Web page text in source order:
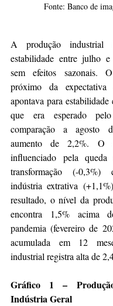
Fonte: Banco de
A produção
estabilidade entre julho
sem efeitos sazonais.
próximo da
apontava para
que era esperado
comparação a agosto
aumento de 2,2%. O
influenciado pela
transformação (-
indústria extrativa
resultado, o nível da
encontra 1,5% acima
pandemia (fevereiro de
acumulada em 12
industrial registra alta de
Gráfico 1 –
Indústria Geral